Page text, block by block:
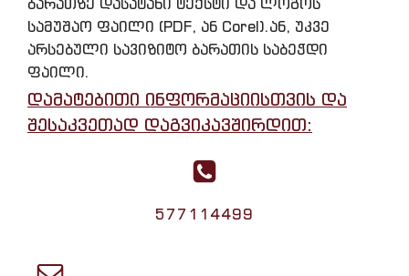
ბარათზე დასატანი ტექსტი და ლოგოს
სამუშაო ფაილი (PDF, ან Corel).ან, უკვე
არსებული სავიზიტო ბარათის საბეჭდი
ფაილი.
დამატებითი ინფორმაციისთვის და
შესაკვეთად დაგვიკავშირდით:
577114499